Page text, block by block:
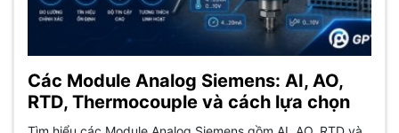
Các Module Analog Siemens: AI, AO,
RTD, Thermocouple và cách lựa chọn